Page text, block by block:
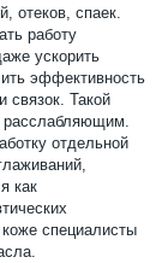
отеков, спаек.
работу
ускорить
эффективность
связок. Такой
расслабляющим.
отдельной
как
специалисты